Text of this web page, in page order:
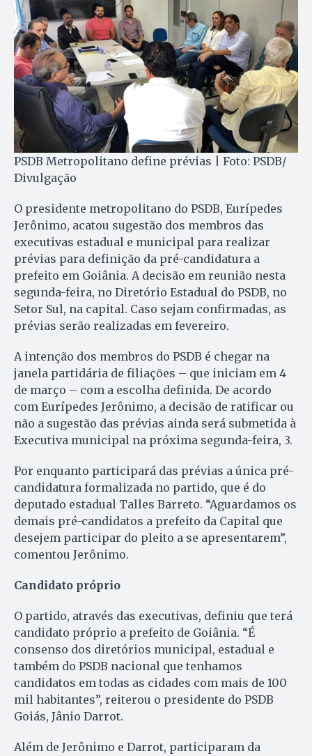
PSDB Metropolitano define prévias | Foto: PSDB/
Divulgação
O presidente metropolitano do PSDB, Eurípedes
Jerônimo, acatou sugestão dos membros das
executivas estadual e municipal para realizar
prévias para definição da pré-candidatura a
prefeito em Goiânia. A decisão em reunião nesta
segunda-feira, no Diretório Estadual do PSDB, no
Setor Sul, na capital. Caso sejam confirmadas, as
prévias serão realizadas em fevereiro.
A intenção dos membros do PSDB é chegar na
janela partidária de filiações – que iniciam em 4
de março – com a escolha definida. De acordo
com Eurípedes Jerônimo, a decisão de ratificar ou
não a sugestão das prévias ainda será submetida à
Executiva municipal na próxima segunda-feira, 3.
Por enquanto participará das prévias a única pré-
candidatura formalizada no partido, que é do
deputado estadual Talles Barreto. “Aguardamos os
demais pré-candidatos a prefeito da Capital que
desejem participar do pleito a se apresentarem”,
comentou Jerônimo.
Candidato próprio
O partido, através das executivas, definiu que terá
candidato próprio a prefeito de Goiânia. “É
consenso dos diretórios municipal, estadual e
também do PSDB nacional que tenhamos
candidatos em todas as cidades com mais de 100
mil habitantes”, reiterou o presidente do PSDB
Goiás, Jânio Darrot.
Além de Jerônimo e Darrot, participaram da